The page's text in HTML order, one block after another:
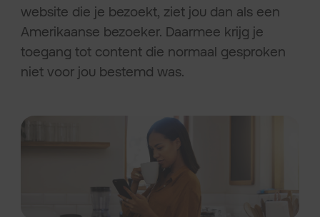
website die je bezoekt, ziet jou dan als een
Amerikaanse bezoeker. Daarmee krijg je
toegang tot content die normaal gesproken
niet voor jou bestemd was.